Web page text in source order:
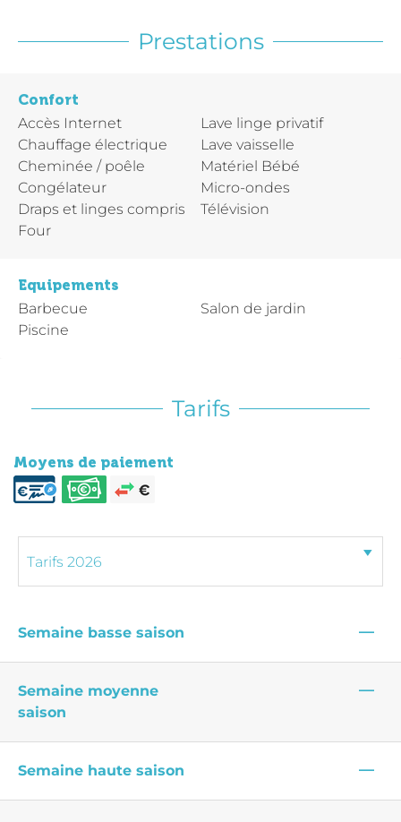
Prestations
Confort
Accès Internet
Chauffage électrique
Cheminée / poêle
Congélateur
Draps et linges compris
Four
Lave linge privatif
Lave vaisselle
Matériel Bébé
Micro-ondes
Télévision
Equipements
Barbecue
Piscine
Salon de jardin
Tarifs
Moyens de paiement
Semaine basse saison —
Semaine moyenne
saison
—
Semaine haute saison —